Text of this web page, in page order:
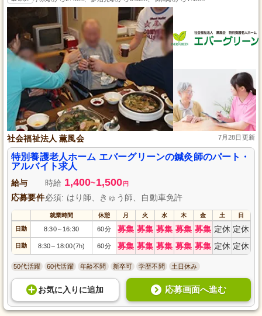
社会福祉法人 薫風会 7月28日更新
特別養護老人ホーム エバーグリーンの鍼灸師のパート・
アルバイト求人
給与 時給 1,400~1,500 円
応募要件必須: はり師、きゅう師、自動車免許
就業時間 休憩 月 火 水 木 金 土 日
日勤 8:30～ 16:30 60分 募集 募集 募集 募集 募集 定休 定休
日勤 8:30～ 18:00(7h) 60分 募集 募集 募集 募集 募集 定休 定休
50代活躍 60代活躍 年齢不問 新卒可 学歴不問 土日休み
お気に入り に追加 応募画面へ進む